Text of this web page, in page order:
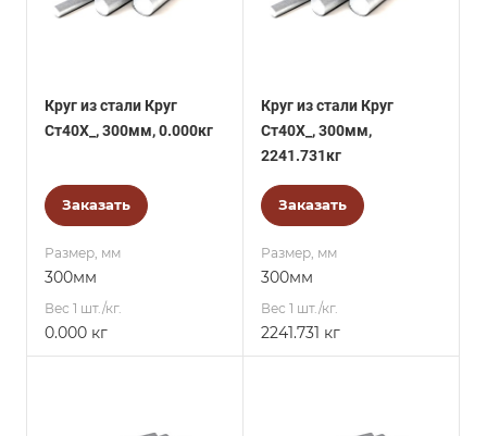
Круг из стали Круг
Ст40Х_, 300мм, 0.000кг
Заказать
Размер, мм
300мм
Вес 1 шт./кг.
0.000 кг
Круг из стали Круг
Ст40Х_, 300мм,
2241.731кг
Заказать
Размер, мм
300мм
Вес 1 шт./кг.
2241.731 кг